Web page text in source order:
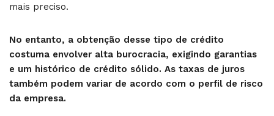
mais preciso.
No entanto, a obtenção desse tipo de crédito
costuma envolver alta burocracia, exigindo garantias
e um histórico de crédito sólido. As taxas de juros
também podem variar de acordo com o perfil de risco
da empresa.